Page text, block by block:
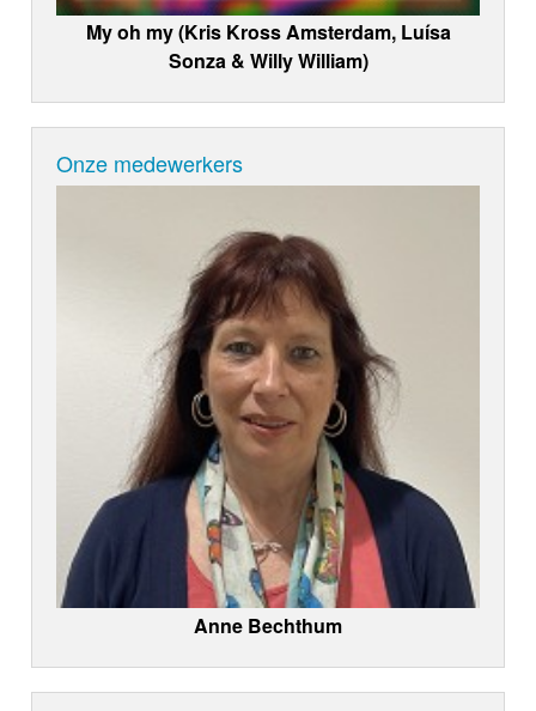
My oh my (Kris Kross Amsterdam, Luísa
Sonza & Willy William)
Onze medewerkers
Anne Bechthum